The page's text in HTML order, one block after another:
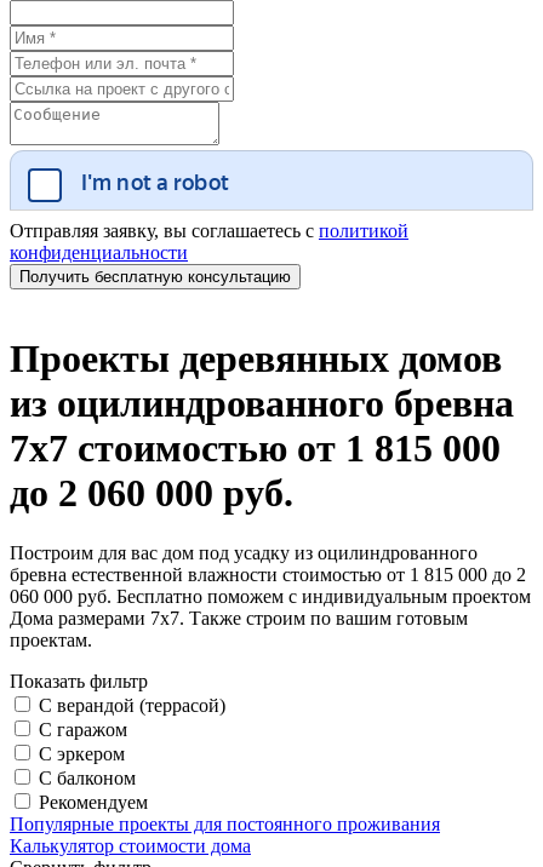
Отправляя заявку, вы соглашаетесь с политикой
конфиденциальности
Проекты деревянных домов
из оцилиндрованного бревна
7х7 стоимостью от 1 815 000
до 2 060 000 руб.
Построим для вас дом под усадку из оцилиндрованного
бревна естественной влажности стоимостью от 1 815 000 до 2
060 000 руб. Бесплатно поможем с индивидуальным проектом
Дома размерами 7х7. Также строим по вашим готовым
проектам.
Показать фильтр
С верандой (террасой)
С гаражом
С эркером
С балконом
Рекомендуем
Популярные проекты для постоянного проживания
Калькулятор стоимости дома